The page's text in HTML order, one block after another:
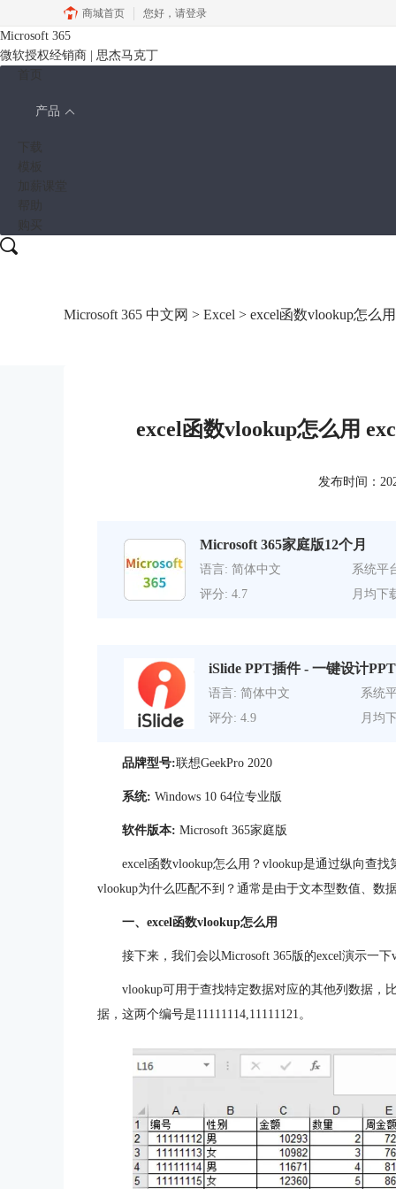
商城首页 您好， 请登录
Microsoft 365
微软授权经销商 | 思杰马克丁
产品
Microsoft 365 中文网 > Excel > excel函数vlookup怎么
excel函数vlookup怎么用
发布时间：
Microsoft 365家庭版12个月
语言: 简体中文
系统平
评分: 4.7
月均下
iSlide PPT插件 - 一键设计PPT
语言: 简体中文
系统
评分: 4.9
月均
品牌型号:联想GeekPro 2020
系统: Windows 10 64位专业版
软件版本: Microsoft 365家庭版
excel函数vlookup怎么用？vlookup是通过纵向查
vlookup为什么匹配不到？通常是由于文本型数值、数
一、excel函数vlookup怎么用
接下来，我们会以Microsoft 365版的excel演示一
vlookup可用于查找特定数据对应的其他列数据，
据，这两个编号是11111114,11111121。